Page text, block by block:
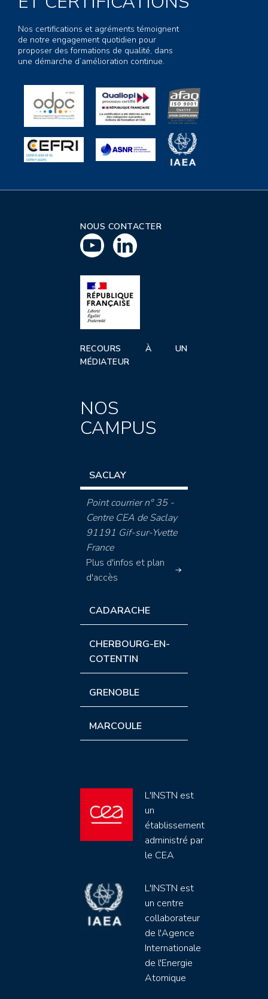
Nos certifications et agréments témoignent
de notre engagement quotidien pour
proposer des formations de qualité, dans
une démarche d’amélioration continue.
NOUS CONTACTER
RECOURS À UN
MÉDIATEUR
NOS
CAMPUS
SACLAY
Point courrier n° 35 -
Centre CEA de Saclay
91191 Gif-sur-Yvette
France
Plus d'infos et plan
d'accès
CADARACHE
CHERBOURG-EN-
COTENTIN
GRENOBLE
MARCOULE
L'INSTN est
un
établissement
administré par
le CEA
L'INSTN est
un centre
collaborateur
de l'Agence
Internationale
de l'Energie
Atomique